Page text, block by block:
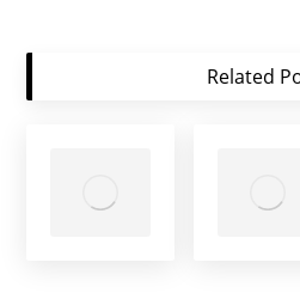
Related